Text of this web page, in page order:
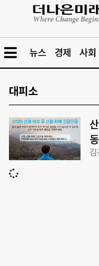
뉴스 경제 사회
대피소
김